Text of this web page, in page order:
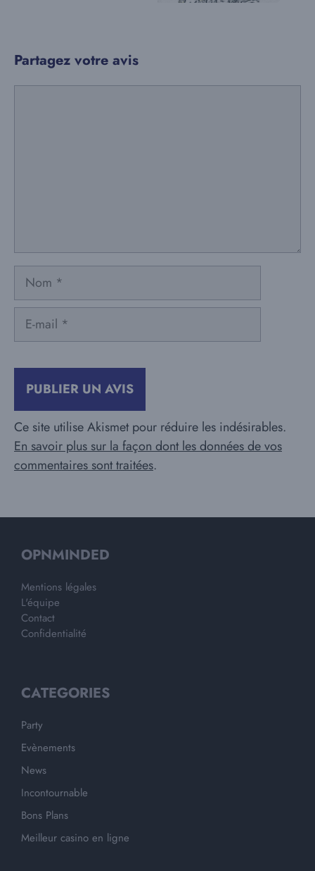
Partagez votre avis
Nom
mail
Ce site utilise Akismet pour réduire les indésirables.
En savoir plus sur la façon dont les données de vos
commentaires sont traitées.
OPNMINDED
Mentions légales
L'équipe
Contact
Confidentialité
CATEGORIES
Party
Evènements
News
Incontournable
Bons Plans
Meilleur casino en ligne